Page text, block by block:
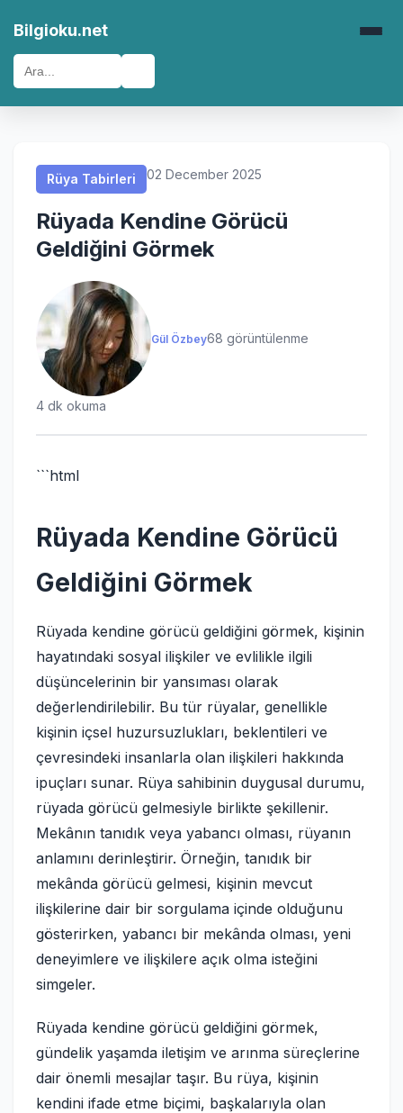
Bilgioku.net
Rüya Tabirleri 02 December 2025
Rüyada Kendine Görücü
Geldiğini Görmek
Gül Özbey68 görüntülenme
4 dk okuma
```html
Rüyada Kendine Görücü
Geldiğini Görmek
Rüyada kendine görücü geldiğini görmek, kişinin
hayatındaki sosyal ilişkiler ve evlilikle ilgili
düşüncelerinin bir yansıması olarak
değerlendirilebilir. Bu tür rüyalar, genellikle
kişinin içsel huzursuzlukları, beklentileri ve
çevresindeki insanlarla olan ilişkileri hakkında
ipuçları sunar. Rüya sahibinin duygusal durumu,
rüyada görücü gelmesiyle birlikte şekillenir.
Mekânın tanıdık veya yabancı olması, rüyanın
anlamını derinleştirir. Örneğin, tanıdık bir
mekânda görücü gelmesi, kişinin mevcut
ilişkilerine dair bir sorgulama içinde olduğunu
gösterirken, yabancı bir mekânda olması, yeni
deneyimlere ve ilişkilere açık olma isteğini
simgeler.
Rüyada kendine görücü geldiğini görmek,
gündelik yaşamda iletişim ve arınma süreçlerine
dair önemli mesajlar taşır. Bu rüya, kişinin
kendini ifade etme biçimi, başkalarıyla olan
Rüya Tabirleri
Rüya Tabirleri
Rüya Tabirleri
Rüya Tabirleri